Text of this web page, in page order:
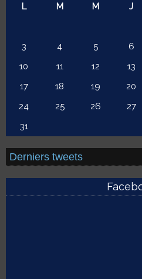
L
M M J
3
4 5 6
10
11 12 13
17
18 19 20
24
25 26 27
31
Derniers tweets